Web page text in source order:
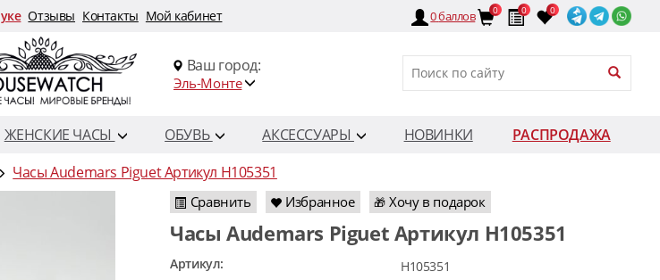
Отзывы Контакты Мой кабинет 0баллов 0 0 0
Ваш город:
Эль-Монте
ЖЕНСКИЕ ЧАСЫ ОБУВЬ АКСЕССУАРЫ НОВИНКИ
РАСПРОДАЖА
Часы Audemars Piguet Артикул H105351
Сравнить Избранное 🎁 Хочу в подарок
Часы Audemars Piguet Артикул H105351
Артикул:
H105351